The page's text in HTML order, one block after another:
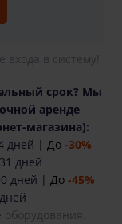
в систему!
срок? Мы
аренде
магазина):
дней | До -30%
дней
дней | До -45%